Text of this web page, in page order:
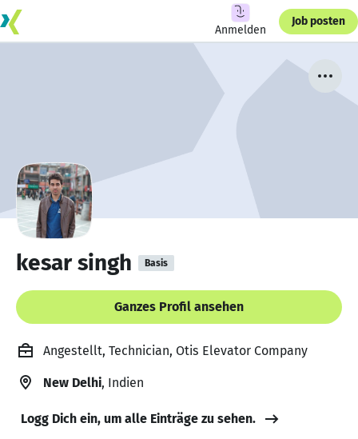
Anmelden
Job posten
kesar singh Basis
Ganzes Profil ansehen
Angestellt, Technician, Otis Elevator Company
New Delhi, Indien
Logg Dich ein, um alle Einträge zu sehen.